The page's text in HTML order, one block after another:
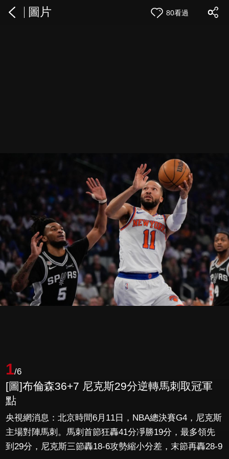
圖片 80看過
1/6
[圖]布倫森36+7 尼克斯29分逆轉馬刺取冠軍
點
央視網消息：北京時間6月11日，NBA總決賽G4，尼克斯
主場對陣馬刺。馬刺首節狂轟41分凈勝19分，最多領先
到29分，尼克斯三節轟18-6攻勢縮小分差，末節再轟28-9